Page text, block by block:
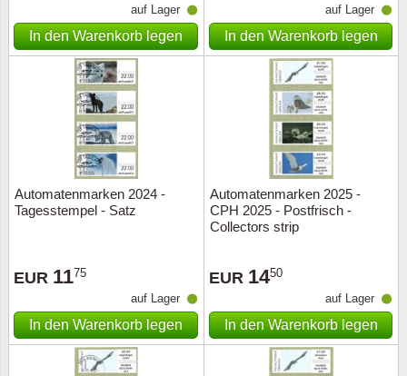
auf Lager
In den Warenkorb legen
auf Lager
In den Warenkorb legen
Automatenmarken 2024 -
Tagesstempel - Satz
EUR 1175
auf Lager
In den Warenkorb legen
Automatenmarken 2025 -
CPH 2025 - Postfrisch -
Collectors strip
EUR 1450
auf Lager
In den Warenkorb legen